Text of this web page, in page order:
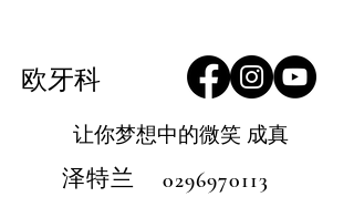
欧牙科
让你梦想中的微笑 成真
泽特兰
0296970113